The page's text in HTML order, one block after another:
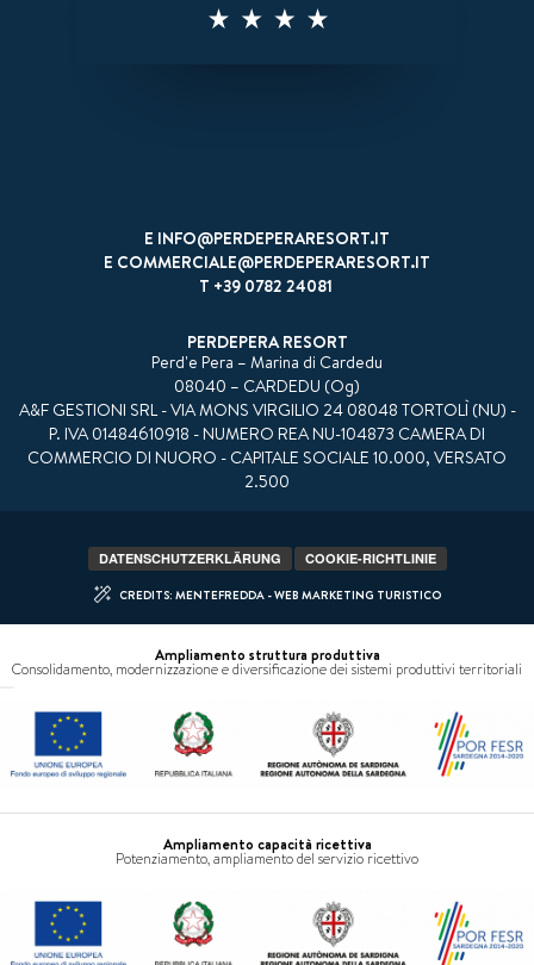
Koupon
PERDEPERA RESORT
Perd'e Pera – Marina di Cardedu
08040 – CARDEDU (Og)
A&F GESTIONI SRL - VIA MONS VIRGILIO 24 08048 TORTOLÌ (NU) -
P. IVA 01484610918 - NUMERO REA NU-104873 CAMERA DI
COMMERCIO DI NUORO - CAPITALE SOCIALE 10.000, VERSATO
2.500
E INFO@PERDEPERARESORT.IT
E COMMERCIALE@PERDEPERARESORT.IT
T +39 0782 24081
DATENSCHUTZERKLÄRUNG COOKIE-RICHTLINIE
CREDITS: MENTEFREDDA - WEB MARKETING TURISTICO
Ampliamento struttura produttiva
Consolidamento, modernizzazione e diversificazione dei sistemi produttivi territoriali
Ampliamento capacità ricettiva
Potenziamento, ampliamento del servizio ricettivo